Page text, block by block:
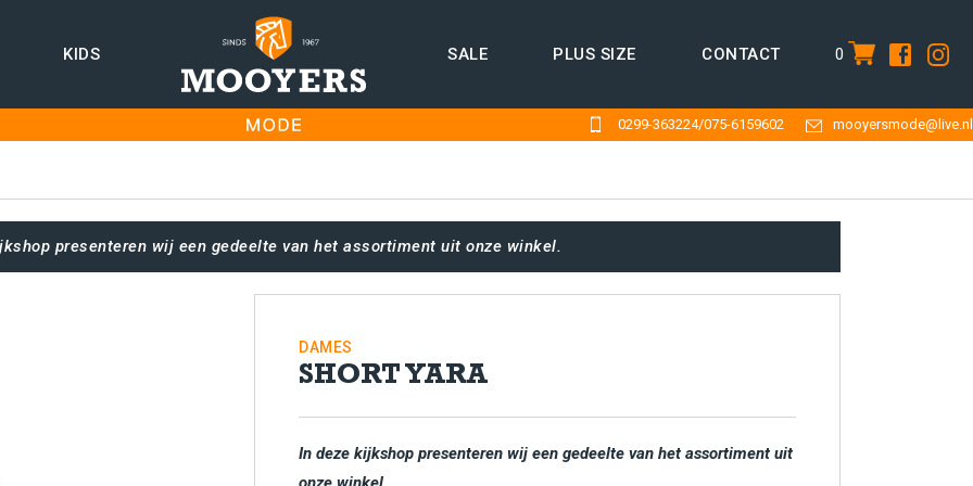
0 item
KIDS SALE PLUS SIZE CONTACT
0299-363224/075-6159602 mooyersmode@live.nl
presenteren wij een gedeelte van het assortiment uit onze winkel.
DAMES
SHORT YARA
In deze kijkshop presenteren wij een gedeelte van het assortiment uit